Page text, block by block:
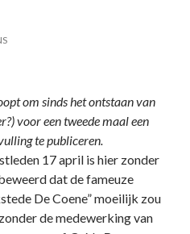
om sinds het ontstaan van
voor een tweede maal een
te publiceren.
17 april is hier zonder
dat de fameuze
De Coene” moeilijk zou
de medewerking van